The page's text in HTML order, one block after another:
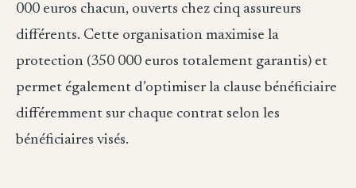
000 euros chacun, ouverts chez cinq assureurs
différents. Cette organisation maximise la
protection (350 000 euros totalement garantis) et
permet également d’optimiser la clause bénéficiaire
différemment sur chaque contrat selon les
bénéficiaires visés.